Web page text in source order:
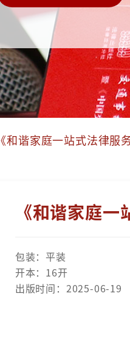
《和谐家庭一站式法律服
《和谐家庭一
包装：平装
开本：16开
出版时间：2025-06-19